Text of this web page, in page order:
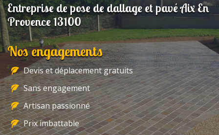
Entreprise de pose de dallage et pavé Aix En
Provence 13100
Nos engagements
Devis et déplacement gratuits
Sans engagement
Artisan passionné
Prix imbattable